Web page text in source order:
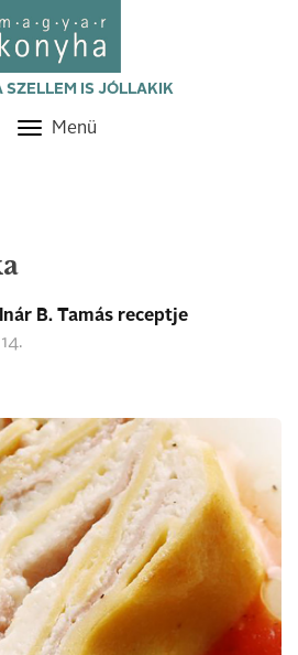
SZELLEM IS JÓLLAKIK
Toggle
Menü
B. Tamás receptje